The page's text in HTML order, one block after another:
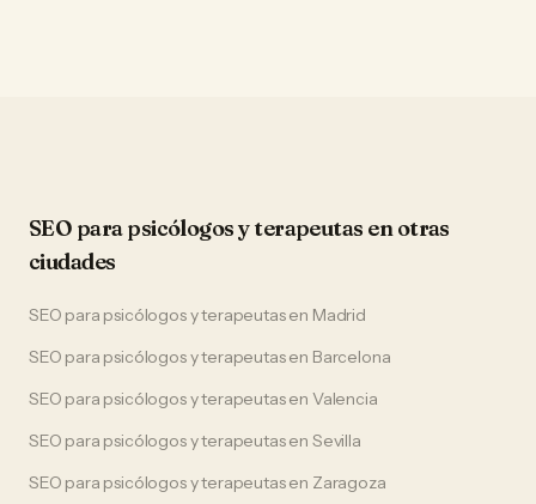
SEO parapsicólogos y terapeutas en otras
ciudades
SEO para psicólogos y terapeutasen Madrid
SEO para psicólogos y terapeutasen Barcelona
SEO para psicólogos y terapeutasen Valencia
SEO para psicólogos y terapeutasen Sevilla
SEO para psicólogos y terapeutasen Zaragoza